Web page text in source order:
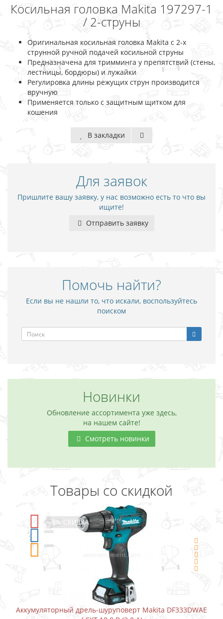
Косильная головка Makita 197297-1
/ 2-струны
Оригинальная косильная головка Makita с 2-х
струнной ручной подачей косильной струны
Предназначена для тримминга у препятствий (стены,
лестницы, бордюры) и лужайки
Регулировка длины режущих струн производится
вручную
Применяется только с защитным щитком для
кошения
В закладки
Для заявок
Пришлите вашу заявку, у нас возможно есть то что вы
ищите!
Отправить заявку
Помочь найти?
Если вы не нашли то, что искали, воспользуйтесь
поиском
Новинки
Обновление ассортимента уже здесь,
на нашем сайте!
Смотреть новинки
Товары со скидкой
Makita DF333DWAE
-5% СКИДКА
Аккумуляторный